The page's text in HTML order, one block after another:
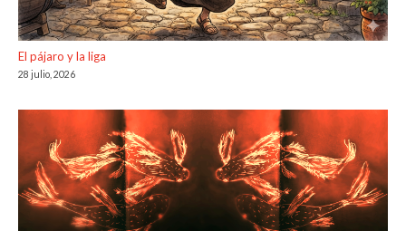
El pájaro y la liga
28 julio, 2026